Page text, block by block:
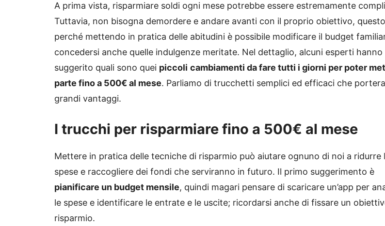
A prima vista, risparmiare soldi ogni mese potrebbe essere estremamente
Tuttavia, non bisogna demordere e andare avanti con il proprio obiettivo, questo
perché mettendo in pratica delle abitudini è possibile modificare il budget
concedersi anche quelle indulgenze meritate. Nel dettaglio, alcuni esperti hanno
suggerito quali sono quei piccoli cambiamenti da fare tutti i giorni per poter
parte fino a 500€ al mese. Parliamo di trucchetti semplici ed efficaci che
grandi vantaggi.
I trucchi per risparmiare fino a 500€ al mese
Mettere in pratica delle tecniche di risparmio può aiutare ognuno di noi a ridurre
spese e raccogliere dei fondi che serviranno in futuro. Il primo suggerimento è
pianificare un budget mensile, quindi magari pensare di scaricare un’app per
le spese e identificare le entrate e le uscite; ricordarsi anche di fissare un
risparmio.